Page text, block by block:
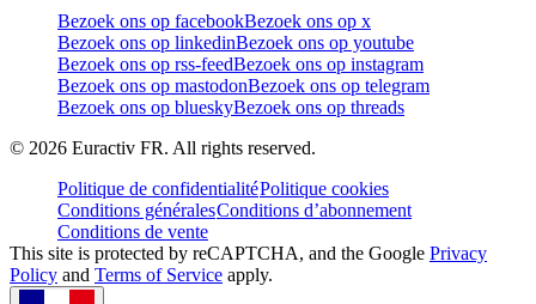
Bezoek ons op facebookBezoek ons op x
Bezoek ons op linkedinBezoek ons op youtube
Bezoek ons op rss-feedBezoek ons op instagram
Bezoek ons op mastodonBezoek ons op telegram
Bezoek ons op blueskyBezoek ons op threads
© 2026 Euractiv FR. All rights reserved.
Politique de confidentialitéPolitique cookies
Conditions généralesConditions d’abonnement
Conditions de vente
This site is protected by reCAPTCHA, and the Google Privacy
Policy and Terms of Service apply.